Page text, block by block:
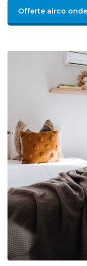
Offerte airco